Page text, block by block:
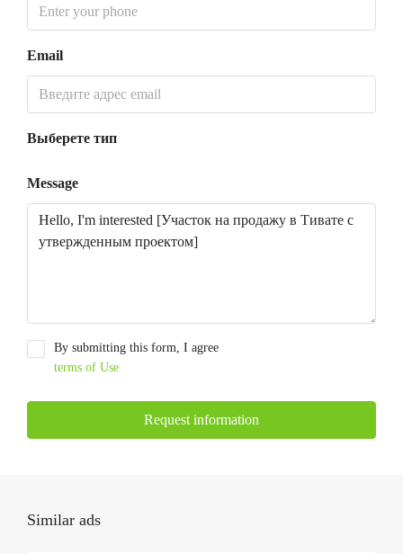
Email
Выберете тип
Message
By submitting this form, I agree
terms of Use
Request information
Similar ads